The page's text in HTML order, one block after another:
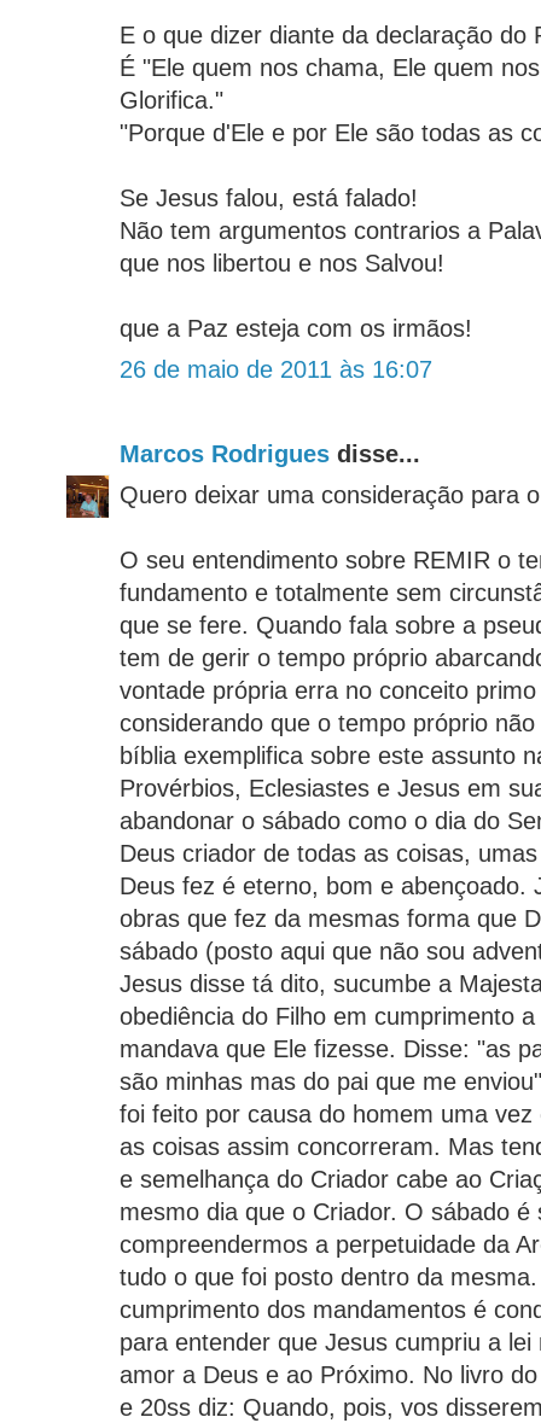
E o que dizer diante da declaração do
É "Ele quem nos chama, Ele quem
Glorifica."
"Porque d'Ele e por Ele são todas as
Se Jesus falou, está falado!
Não tem argumentos contrarios a
que nos libertou e nos Salvou!
que a Paz esteja com os irmãos!
26 de maio de 2011 às 16:07
Marcos Rodrigues disse...
Quero deixar uma consideração para
O seu entendimento sobre REMIR o
fundamento e totalmente sem
que se fere. Quando fala sobre a
tem de gerir o tempo próprio
vontade própria erra no conceito
considerando que o tempo próprio
bíblia exemplifica sobre este assunto
Provérbios, Eclesiastes e Jesus em
abandonar o sábado como o dia do
Deus criador de todas as coisas,
Deus fez é eterno, bom e abençoado.
obras que fez da mesmas forma que
sábado (posto aqui que não sou
Jesus disse tá dito, sucumbe a
obediência do Filho em cumprimento
mandava que Ele fizesse. Disse: "as
são minhas mas do pai que me
foi feito por causa do homem uma
as coisas assim concorreram. Mas
e semelhança do Criador cabe ao
mesmo dia que o Criador. O sábado é
compreendermos a perpetuidade da
tudo o que foi posto dentro da
cumprimento dos mandamentos é
para entender que Jesus cumpriu a
amor a Deus e ao Próximo. No livro
e 20ss diz: Quando, pois, vos